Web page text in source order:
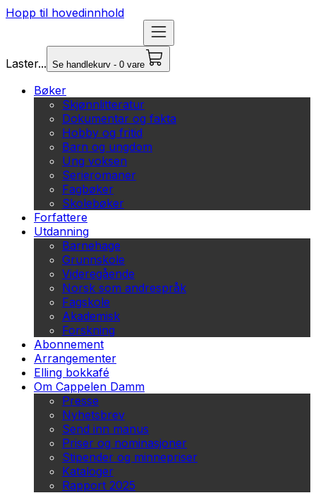
Hopp til hovedinnhold
Laster... Se handlekurv - 0 vare
Bøker
Skjønnlitteratur
Dokumentar og fakta
Hobby og fritid
Barn og ungdom
Ung voksen
Serieromaner
Fagbøker
Skolebøker
Forfattere
Utdanning
Barnehage
Grunnskole
Videregående
Norsk som andrespråk
Fagskole
Akademisk
Forskning
Abonnement
Arrangementer
Elling bokkafé
Om Cappelen Damm
Presse
Nyhetsbrev
Send inn manus
Priser og nominasjoner
Stipender og minnepriser
Kataloger
Rapport 2025